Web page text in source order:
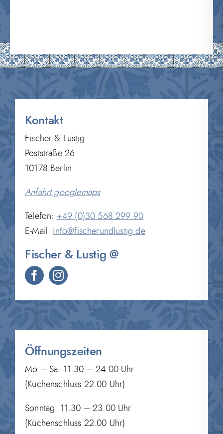
Kontakt
Fischer & Lustig
Poststraße 26
10178 Berlin
Anfahrt googlemaps
Telefon: +49 (0)30 568 299 90
E-Mail: info@fischerundlustig.de
Fischer & Lustig @
Öffnungszeiten
Mo – Sa: 11.30 – 24.00 Uhr
(Küchenschluss 22.00 Uhr)
Sonntag: 11.30 – 23.00 Uhr
(Küchenschluss 22.00 Uhr)